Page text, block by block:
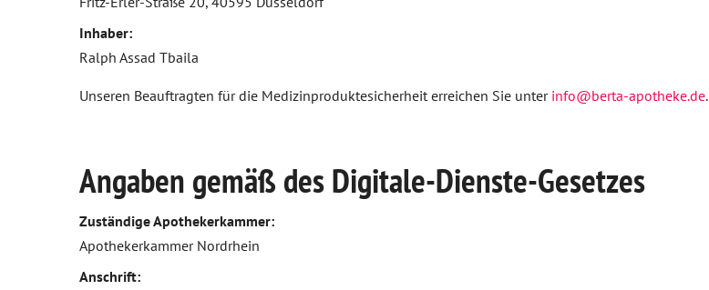
Psychische Erkrankungen
Neurologie
Frauenkrankheiten
Männerkrankheiten
Inhaber:
Ralph Assad Tbaila
Unseren Beauftragten für die Medizinproduktesicherheit erreichen Sie unter info@berta-apotheke.de.
Angaben gemäß des Digitale-Dienste-Gesetzes
Zuständige Apothekerkammer:
Apothekerkammer Nordrhein
Anschrift: